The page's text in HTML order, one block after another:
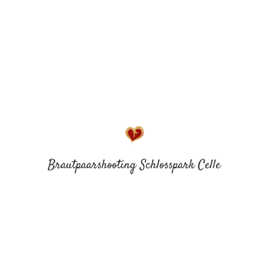
Brautpaarshooting Schlosspark Celle